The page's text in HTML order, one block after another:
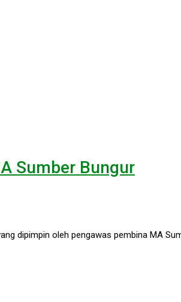
Sumber Bungur
dipimpin oleh pengawas pembina MA